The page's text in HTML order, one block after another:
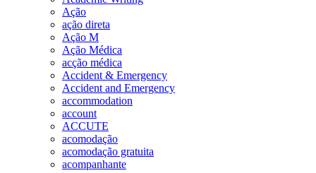
Ação
ação direta
Ação M
Ação Médica
acção médica
Accident & Emergency
Accident and Emergency
accommodation
account
ACCUTE
acomodação
acomodação gratuita
acompanhante